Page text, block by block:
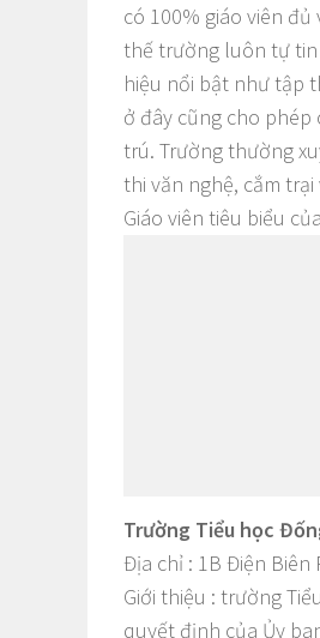
có 100% giáo viên
thế trường luôn tự tin
hiệu nổi bật như tập
ở đây cũng cho
trú. Trường thường
thi văn nghệ, cắm
Giáo viên tiêu biểu
Trường Tiểu học
Địa chỉ : 1B Điện
Giới thiệu : trường
quyết định của Ủy